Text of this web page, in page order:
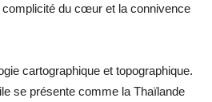
du cœur et la connivence
cartographique et topographique.
se présente comme la Thaïlande